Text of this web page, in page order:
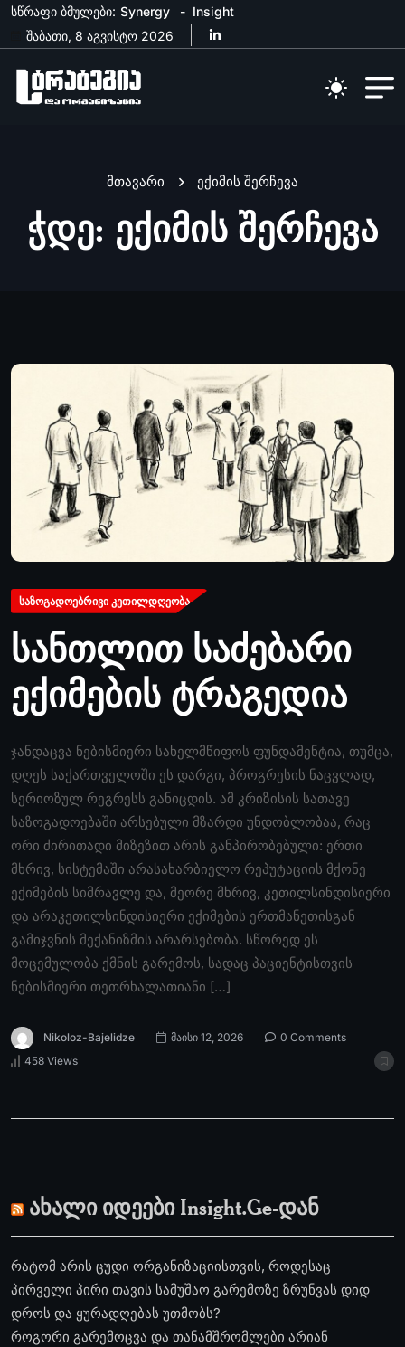
სწრაფი ბმულები: Synergy
Insight
შაბათი, 8 აგვისტო 2026
მთავარი ექიმის შერჩევა
ჭდე: ექიმის შერჩევა
ᲡᲐᲖᲝᲒᲐᲓᲝᲔᲑᲠᲘᲕᲘ ᲙᲔᲗᲘᲚᲓᲦᲔᲝᲑᲐ
სანთლით საძებარი
ექიმების ტრაგედია
ჯანდაცვა ნებისმიერი სახელმწიფოს ფუნდამენტია, თუმცა,
დღეს საქართველოში ეს დარგი, პროგრესის ნაცვლად,
სერიოზულ რეგრესს განიცდის. ამ კრიზისის სათავე
საზოგადოებაში არსებული მზარდი უნდობლობაა, რაც
ორი ძირითადი მიზეზით არის განპირობებული: ერთი
მხრივ, სისტემაში არასახარბიელო რეპუტაციის მქონე
ექიმების სიმრავლე და, მეორე მხრივ, კეთილსინდისიერი
და არაკეთილსინდისიერი ექიმების ერთმანეთისგან
გამიჯვნის მექანიზმის არარსებობა. სწორედ ეს
მოცემულობა ქმნის გარემოს, სადაც პაციენტისთვის
ნებისმიერი თეთრხალათიანი […]
Nikoloz-Bajelidze მაისი 12, 2026
0 Comments
458 Views
ახალი იდეები Insight.Ge-დან
რატომ არის ცუდი ორგანიზაციისთვის, როდესაც
პირველი პირი თავის სამუშაო გარემოზე ზრუნვას დიდ
დროს და ყურადღებას უთმობს?
როგორი გარემოცვა და თანამშრომლები არიან